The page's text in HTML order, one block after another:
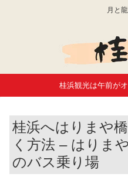
月と
桂浜観光は午前が
桂浜へはりまや
く方法 – はりま
のバス乗り場